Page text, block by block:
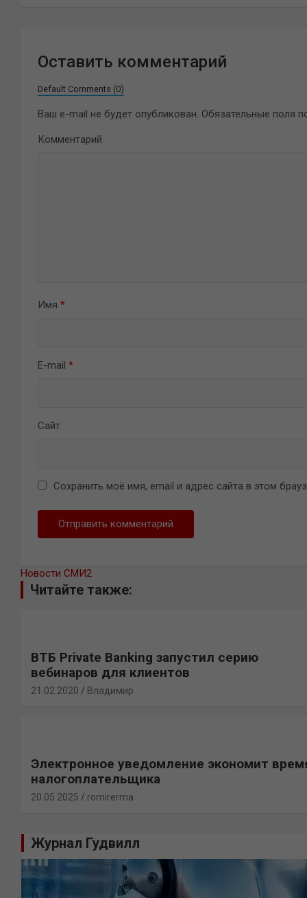
Оставить комментарий
Default Comments (0)
Ваш e-mail не будет опубликован. Обязательные поля
Комментарий
Имя *
E-mail *
Сайт
Сохранить моё имя, email и адрес сайта в этом
Новости СМИ2
Читайте также:
ВТБ Private Banking запустил серию
вебинаров для клиентов
21.02.2020 Владимир
Электронное уведомление экономит
налогоплательщика
20.05.2025 romirerma
Журнал Гудвилл